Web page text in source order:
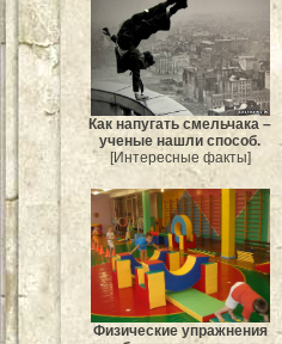
Как напугать смельчака –
ученые нашли способ.
[Интересные факты]
Физические упражнения